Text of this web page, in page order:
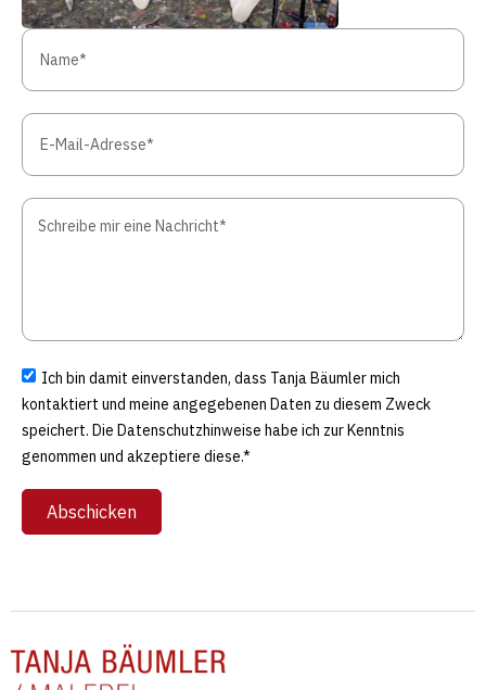
Ich bin damit einverstanden, dass Tanja Bäumler mich
kontaktiert und meine angegebenen Daten zu diesem Zweck
speichert. Die Datenschutzhinweise habe ich zur Kenntnis
genommen und akzeptiere diese.*
Abschicken